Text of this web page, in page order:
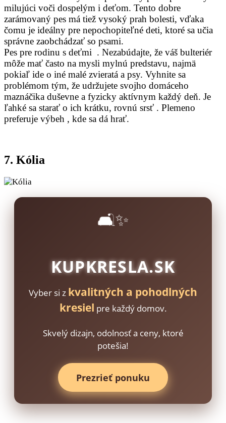
milujúci voči dospelým i deťom. Tento dobre
zarámovaný pes má tiež vysoký prah bolesti, vďaka
čomu je ideálny pre nepochopiteľné deti, ktoré sa učia
správne zaobchádzať so psami.
Pes pre rodinu s deťmi . Nezabúdajte, že váš bulteriér
môže mať často na mysli mylnú predstavu, najmä
pokiaľ ide o iné malé zvieratá a psy. Vyhnite sa
problémom tým, že udržujete svojho domáceho
maznáčika duševne a fyzicky aktívnym každý deň. Je
ľahké sa starať o ich krátku, rovnú srsť . Plemeno
preferuje výbeh , kde sa dá hrať.
7. Kólia
🛋️✨
KUPKRESLA.SK
Vyber si z kvalitných a pohodlných
kresiel pre každý domov.
Skvelý dizajn, odolnosť a ceny, ktoré
potešia!
Prezrieť ponuku